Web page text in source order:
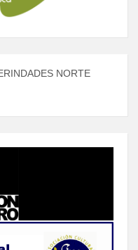
NORTE